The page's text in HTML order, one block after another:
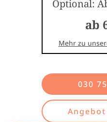
Optional:
ab
Mehr zu
030